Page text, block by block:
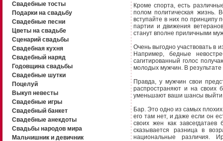
Свадебные тосты
Подарки на свадьбу
Свадебные песни
Цветы на свадьбе
Сценарий свадьбы
Свадебная кухня
Свадебный наряд
Годовщина свадьбы
Свадебные шутки
Поцелуй
Выкуп невесты
Свадебные игры
Свадебный банкет
Свадебные анекдоты
Свадьбы народов мира
Мальчишник и девичник
Кроме спорта, есть
полом политическая жизнь.
вступайте в них по принципу
партии и движения
станут вполне приличными
Очень выгодно участвовать в
Например, бедные
сагитированный голос
молодых мужчин. В результате
Правда, у мужчин свои
распространяют и на своих
уменьшают ваши шансы выйти
Бар. Это одно из самых
его там нет, и даже если он
своих жен как
сказывается разница в
национальные различия.